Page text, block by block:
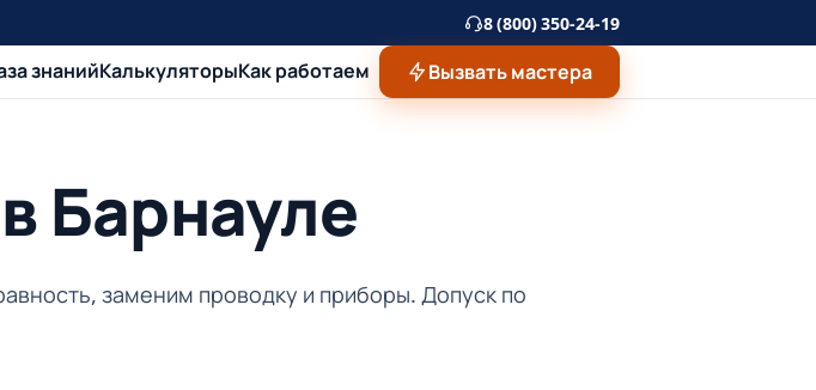
8 (800) 350-24-19
знанийКалькуляторыКак работаем Вызвать мастера
Барнауле
заменим проводку и приборы. Допуск по